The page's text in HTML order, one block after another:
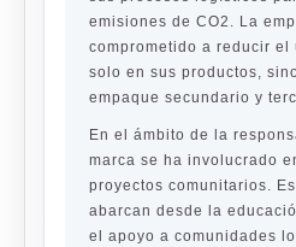
emisiones de CO2. La
comprometido a reducir el
solo en sus productos,
empaque secundario y
En el ámbito de la
marca se ha involucrado
proyectos comunitarios.
abarcan desde la
el apoyo a comunidades